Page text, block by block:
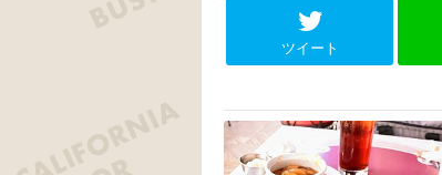
ツイート